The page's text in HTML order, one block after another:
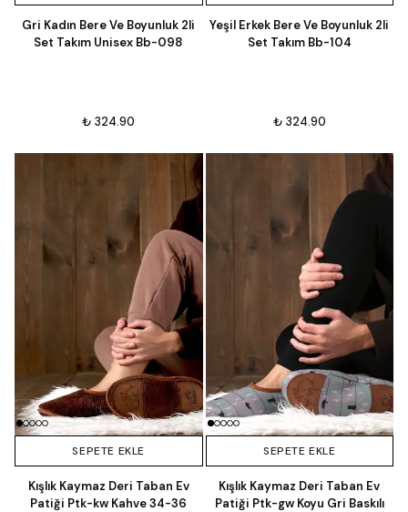
Gri Kadın Bere Ve Boyunluk 2li
Set Takım Unisex Bb-098
₺ 324.90
Yeşil Erkek Bere Ve Boyunluk 2li
Set Takım Bb-104
₺ 324.90
SEPETE EKLE
Kışlık Kaymaz Deri Taban Ev
Patiği Ptk-kw Kahve 34-36
SEPETE EKLE
Kışlık Kaymaz Deri Taban Ev
Patiği Ptk-gw Koyu Gri Baskılı